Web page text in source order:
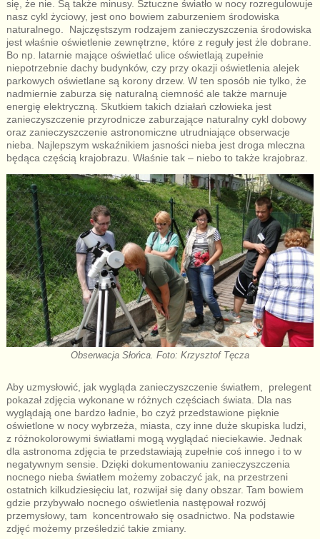
się, że nie. Są także minusy. Sztuczne światło w nocy rozregulowuje
nasz cykl życiowy, jest ono bowiem zaburzeniem środowiska
naturalnego. Najczęstszym rodzajem zanieczyszczenia środowiska
jest właśnie oświetlenie zewnętrzne, które z reguły jest żle dobrane.
Bo np. latarnie mające oświetlać ulice oświetlają zupełnie
niepotrzebnie dachy budynków, czy przy okazji oświetlenia alejek
parkowych oświetlane są korony drzew. W ten sposób nie tylko, że
nadmiernie zaburza się naturalną ciemność ale także marnuje
energię elektryczną. Skutkiem takich działań człowieka jest
zanieczyszczenie przyrodnicze zaburzające naturalny cykl dobowy
oraz zanieczyszczenie astronomiczne utrudniające obserwacje
nieba. Najlepszym wskaźnikiem jasności nieba jest droga mleczna
będąca częścią krajobrazu. Właśnie tak – niebo to także krajobraz.
Obserwacja Słońca. Foto: Krzysztof Tęcza
Aby uzmysłowić, jak wygląda zanieczyszczenie światłem, prelegent
pokazał zdjęcia wykonane w różnych częściach świata. Dla nas
wyglądają one bardzo ładnie, bo czyż przedstawione pięknie
oświetlone w nocy wybrzeża, miasta, czy inne duże skupiska ludzi,
z różnokolorowymi światłami mogą wyglądać nieciekawie. Jednak
dla astronoma zdjęcia te przedstawiają zupełnie coś innego i to w
negatywnym sensie. Dzięki dokumentowaniu zanieczyszczenia
nocnego nieba światłem możemy zobaczyć jak, na przestrzeni
ostatnich kilkudziesięciu lat, rozwijał się dany obszar. Tam bowiem
gdzie przybywało nocnego oświetlenia następował rozwój
przemysłowy, tam koncentrowało się osadnictwo. Na podstawie
zdjęć możemy prześledzić takie zmiany.